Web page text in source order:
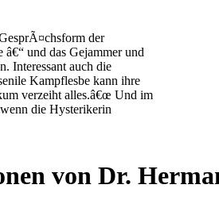
der
und das Gejammer und
Interessant auch die
Kampflesbe kann ihre
verzeiht alles.â€œ Und im
die Hysterikerin
von Dr.